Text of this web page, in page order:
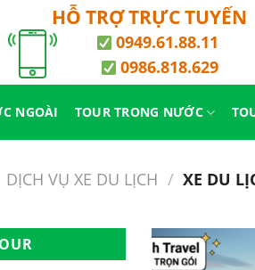
HỖ TRỢ TRỰC TUYẾN
0949.61.88.11
0986.818.629
NGOÀI TOUR TRONG NƯỚC
DỊCH VỤ XE DU LỊCH / XE DU